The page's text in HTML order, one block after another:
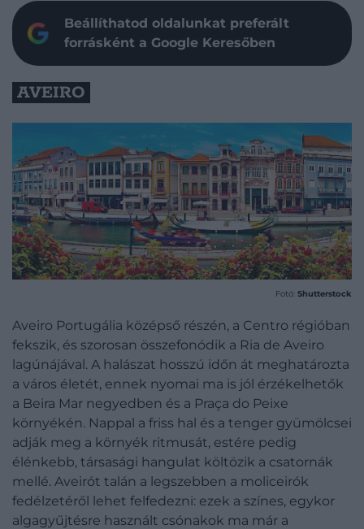
Beállíthatod oldalunkat preferált
forrásként a Google Keresőben
AVEIRO
Fotó: Shutterstock
Aveiro Portugália középső részén, a Centro régióban
fekszik, és szorosan összefonódik a Ria de Aveiro
lagúnájával. A halászat hosszú időn át meghatározta
a város életét, ennek nyomai ma is jól érzékelhetők
a Beira Mar negyedben és a Praça do Peixe
környékén. Nappal a friss hal és a tenger gyümölcsei
adják meg a környék ritmusát, estére pedig
élénkebb, társasági hangulat költözik a csatornák
mellé. Aveirót talán a legszebben a moliceirók
fedélzetéről lehet felfedezni: ezek a színes, egykor
algagyűjtésre használt csónakok ma már a